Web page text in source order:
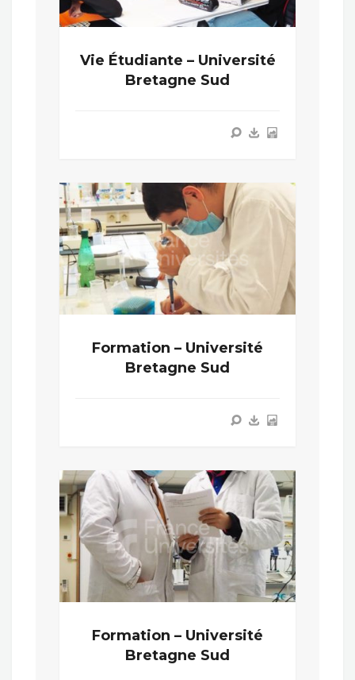
Vie Étudiante – Université
Bretagne Sud
Formation – Université
Bretagne Sud
Formation – Université
Bretagne Sud